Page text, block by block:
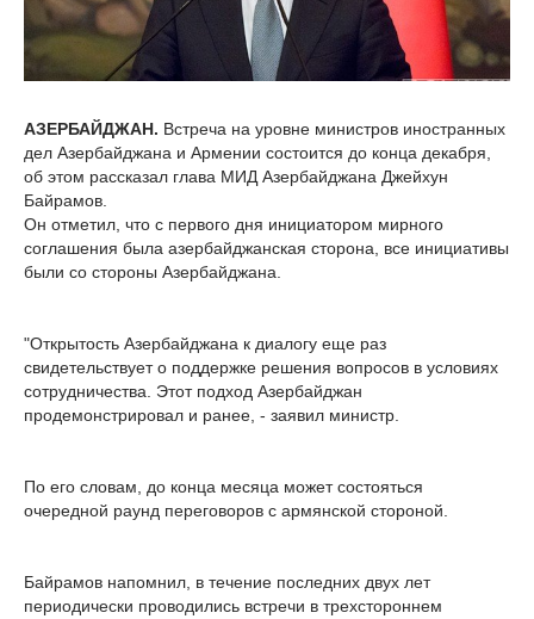
АЗЕРБАЙДЖАН. Встреча на уровне министров иностранных
дел Азербайджана и Армении состоится до конца декабря,
об этом рассказал глава МИД Азербайджана Джейхун
Байрамов.
Он отметил, что с первого дня инициатором мирного
соглашения была азербайджанская сторона, все инициативы
были со стороны Азербайджана.
"Открытость Азербайджана к диалогу еще раз
свидетельствует о поддержке решения вопросов в условиях
сотрудничества. Этот подход Азербайджан
продемонстрировал и ранее, - заявил министр.
По его словам, до конца месяца может состояться
очередной раунд переговоров с армянской стороной.
Байрамов напомнил, в течение последних двух лет
периодически проводились встречи в трехстороннем